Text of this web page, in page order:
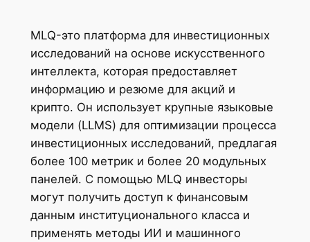
MLQ-это платформа для инвестиционных
исследований на основе искусственного
интеллекта, которая предоставляет
информацию и резюме для акций и
крипто. Он использует крупные языковые
модели (LLMS) для оптимизации процесса
инвестиционных исследований, предлагая
более 100 метрик и более 20 модульных
панелей. С помощью MLQ инвесторы
могут получить доступ к финансовым
данным институционального класса и
применять методы ИИ и машинного